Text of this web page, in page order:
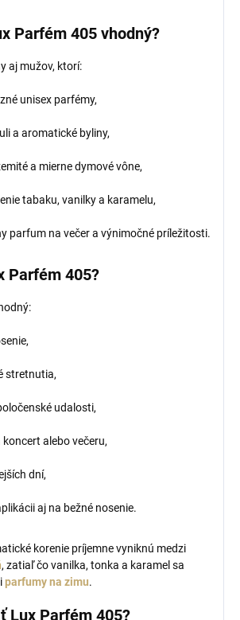
Parfém 405 vhodný?
aj mužov, ktorí:
unisex parfémy,
a aromatické byliny,
a mierne dymové vône,
tabaku, vanilky a karamelu,
parfum na večer a výnimočné príležitosti.
Parfém 405?
stretnutia,
udalosti,
alebo večeru,
dní,
aj na bežné nosenie.
korenie príjemne vyniknú medzi
, zatiaľ čo vanilka, tonka a karamel sa
parfumy na zimu.
Lux Parfém 405?